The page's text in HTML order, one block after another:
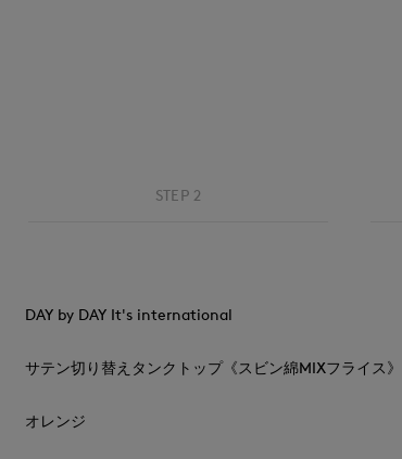
STEP 2
DAY by DAY It's international
サテン切り替えタンクトップ《スビン綿MIXフライス》
オレンジ